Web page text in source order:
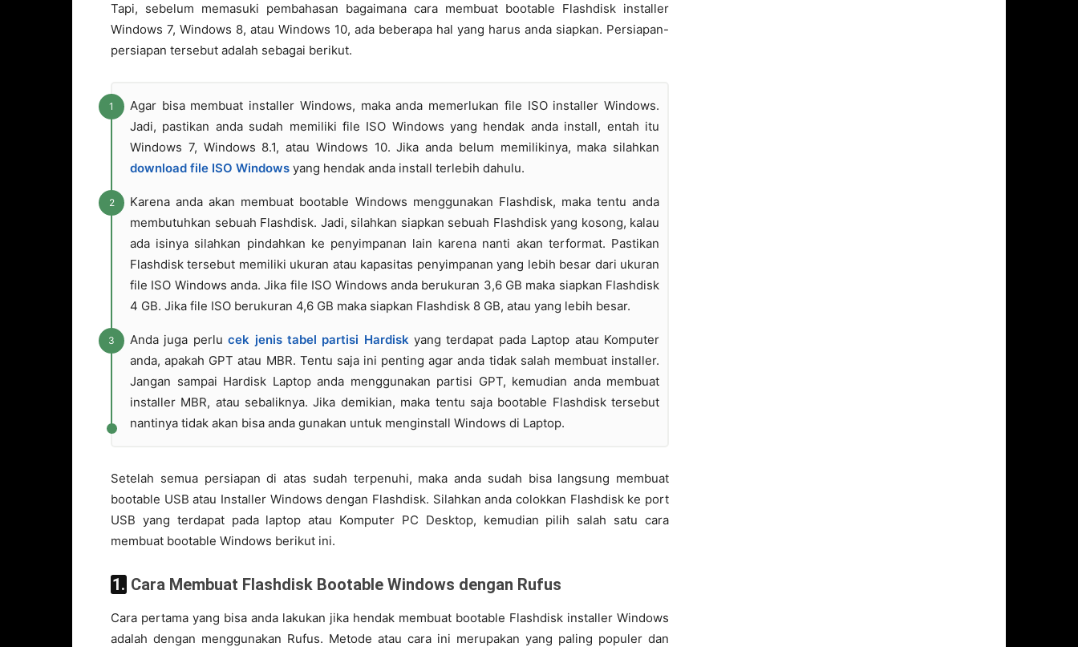
Tapi, sebelum memasuki pembahasan bagaimana cara membuat bootable Flashdisk installer
Windows 7, Windows 8, atau Windows 10, ada beberapa hal yang harus anda siapkan. Persiapan-
persiapan tersebut adalah sebagai berikut.
Agar bisa membuat installer Windows, maka anda memerlukan file ISO installer Windows.
Jadi, pastikan anda sudah memiliki file ISO Windows yang hendak anda install, entah itu
Windows 7, Windows 8.1, atau Windows 10. Jika anda belum memilikinya, maka silahkan
download file ISO Windows yang hendak anda install terlebih dahulu.
Karena anda akan membuat bootable Windows menggunakan Flashdisk, maka tentu anda
membutuhkan sebuah Flashdisk. Jadi, silahkan siapkan sebuah Flashdisk yang kosong, kalau
ada isinya silahkan pindahkan ke penyimpanan lain karena nanti akan terformat. Pastikan
Flashdisk tersebut memiliki ukuran atau kapasitas penyimpanan yang lebih besar dari ukuran
file ISO Windows anda. Jika file ISO Windows anda berukuran 3,6 GB maka siapkan Flashdisk
4 GB. Jika file ISO berukuran 4,6 GB maka siapkan Flashdisk 8 GB, atau yang lebih besar.
Anda juga perlucek jenis tabel partisi Hardiskyang terdapat pada Laptop atau Komputer
anda, apakah GPT atau MBR. Tentu saja ini penting agar anda tidak salah membuat installer.
Jangan sampai Hardisk Laptop anda menggunakan partisi GPT, kemudian anda membuat
installer MBR, atau sebaliknya. Jika demikian, maka tentu saja bootable Flashdisk tersebut
nantinya tidak akan bisa anda gunakan untuk menginstall Windows di Laptop.
Setelah semua persiapan di atas sudah terpenuhi, maka anda sudah bisa langsung membuat
bootable USB atau Installer Windows dengan Flashdisk. Silahkan anda colokkan Flashdisk ke port
USB yang terdapat pada laptop atau Komputer PC Desktop, kemudian pilih salah satu cara
membuat bootable Windows berikut ini.
1. Cara Membuat Flashdisk Bootable Windows dengan Rufus
Cara pertama yang bisa anda lakukan jika hendak membuat bootable Flashdisk installer Windows
adalah dengan menggunakan Rufus. Metode atau cara ini merupakan yang paling populer dan